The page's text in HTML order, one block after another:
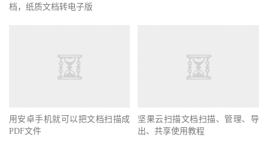
档，纸质文档转电子版
用安卓手机就可以把文档扫描成
PDF文件
坚果云扫描文档扫描、管理、导
出、共享使用教程